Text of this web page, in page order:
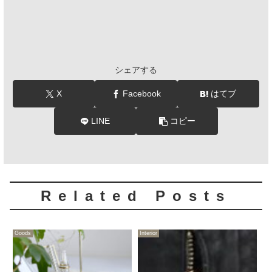
シェアする
X Facebook はてブ
LINE コピー
Related Posts
Goods Interior